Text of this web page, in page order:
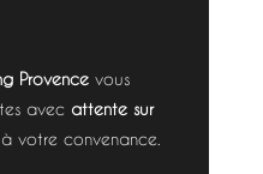
Provencevous
avec attente sur
à votre convenance.